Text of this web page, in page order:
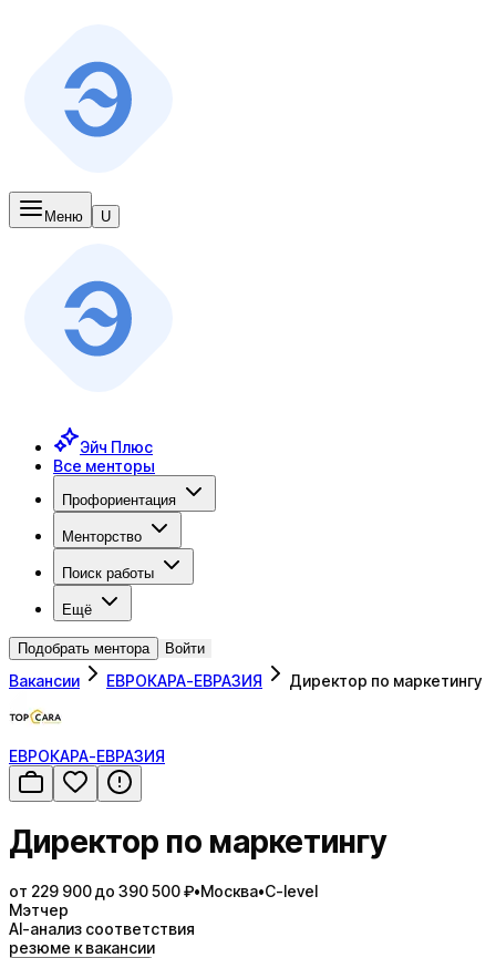
Меню U
Эйч Плюс
Все менторы
Профориентация
Менторство
Поиск работы
Ещё
Подобрать ментора Войти
Вакансии ЕВРОКАРА-ЕВРАЗИЯ Директор по маркетингу
ЕВРОКАРА-ЕВРАЗИЯ
Директор по маркетингу
от 229 900 до 390 500 ₽•Москва•C-level
Мэтчер
AI-анализ соответствия
резюме к вакансии